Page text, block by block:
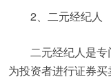
2、二元经纪人
二元经纪人是
为投资者进行证券买